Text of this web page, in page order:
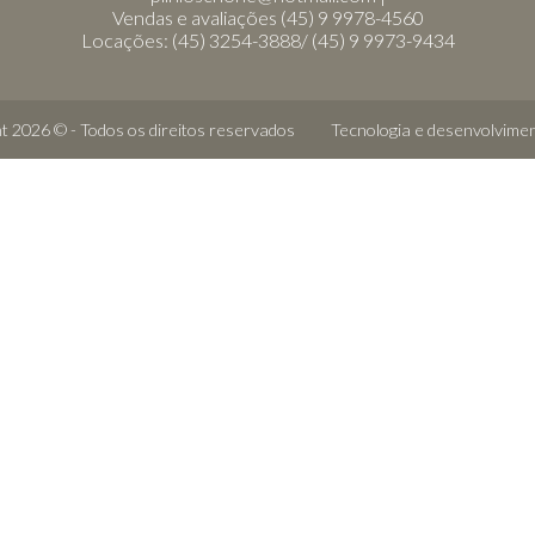
Vendas e avaliações (45) 9 9978-4560
Locações: (45) 3254-3888/ (45) 9 9973-9434
2026 © - Todos os direitos reservados Tecnologia e